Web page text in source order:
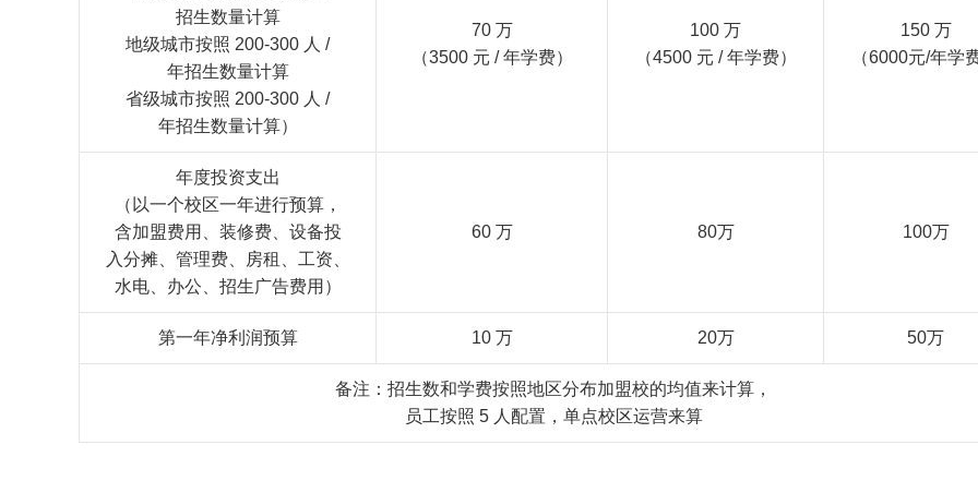
招生数量计算
地级城市按照 200-300 人 /
年招生数量计算
省级城市按照 200-300 人 /
年招生数量计算）
70 万
（3500 元 / 年学费）
100 万
（4500 元 / 年学费）
150 万
（6000元/年学
年度投资支出
（以一个校区一年进行预算，
含加盟费用、装修费、设备投
入分摊、管理费、房租、工资、
水电、办公、招生广告费用）
60 万 80万 100万
第一年净利润预算 10 万 20万 50万
备注：招生数和学费按照地区分布加盟校的均值来计算，
员工按照 5 人配置，单点校区运营来算